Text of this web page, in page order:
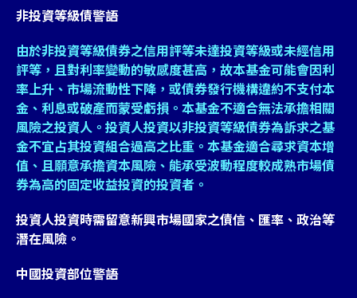
非投資等級債警語
由於非投資等級債券之信用評等未達投資等級或未經信用
評等，且對利率變動的敏感度甚高，故本基金可能會因利
率上升、市場流動性下降，或債券發行機構違約不支付本
金、利息或破產而蒙受虧損。本基金不適合無法承擔相關
風險之投資人。投資人投資以非投資等級債券為訴求之基
金不宜占其投資組合過高之比重。本基金適合尋求資本增
值、且願意承擔資本風險、能承受波動程度較成熟市場債
券為高的固定收益投資的投資者。
投資人投資時需留意新興市場國家之債信、匯率、政治等
潛在風險。
中國投資部位警語